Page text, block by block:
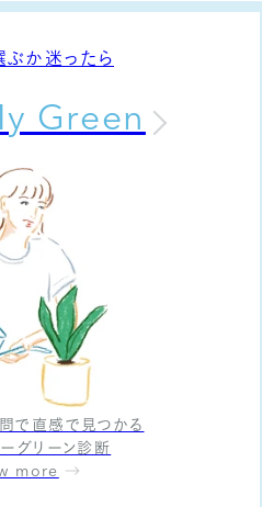
ぶか迷ったら
Green
で直感で見つかる
グリーン診断
more